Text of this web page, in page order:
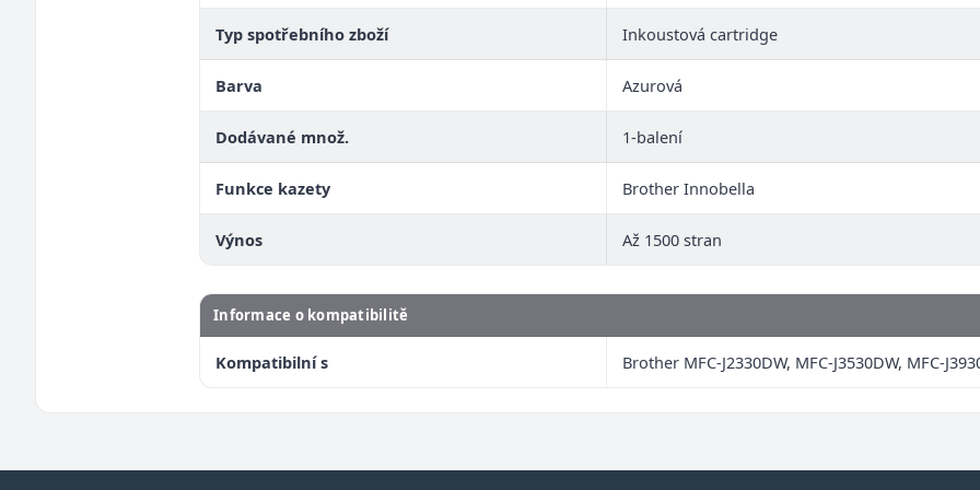
Typ spotřebního zboží Inkoustová cartridge
Barva Azurová
Dodávané množ. 1-balení
Funkce kazety Brother Innobella
Výnos Až 1500 stran
Informace o kompatibilitě
Kompatibilní s Brother MFC-J2330DW, MFC-J3530DW, MFC-